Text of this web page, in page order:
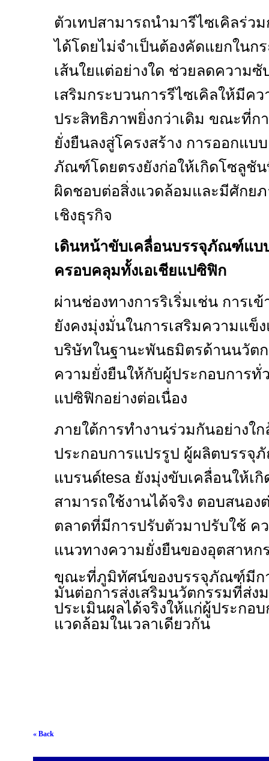
ตัวเทปสามารถนำมารีไซเคิลร่
ได้โดยไม่จำเป็นต้องคัดแยกในก
เส้นใยแต่อย่างใด ช่วยลดความ
เสริมกระบวนการรีไซเคิลให้มีค
ประสิทธิภาพยิ่งกว่าเดิม ขณะที่ก
ยั่งยืนลงสู่โครงสร้าง การออกแบ
ภัณฑ์โดยตรงยังก่อให้เกิดโซลูชั
ผิดชอบต่อสิ่งแวดล้อมและมีศักยภ
เชิงธุรกิจ
เดินหน้าขับเคลื่อนบรรจุภัณฑ์แบ
ครอบคลุมทั้งเอเชียแปซิฟิก
ผ่านช่องทางการริเริ่มเช่น การเ
ยังคงมุ่งมั่นในการเสริมความแข็
บริษัทในฐานะพันธมิตรด้านนวั
ความยั่งยืนให้กับผู้ประกอบการทั่
แปซิฟิกอย่างต่อเนื่อง
ภายใต้การทำงานร่วมกันอย่างใ
ประกอบการแปรรูป ผู้ผลิตบรรจุ
แบรนด์tesa ยังมุ่งขับเคลื่อนให้เ
สามารถใช้งานได้จริง ตอบสนอง
ตลาดที่มีการปรับตัวมาปรับใช้ ค
แนวทางความยั่งยืนของอุตสาหก
ขณะที่ภูมิทัศน์ของบรรจุภัณฑ์มี
มั่นต่อการส่งเสริมนวัตกรรมที่ส่
ประเมินผลได้จริงให้แก่ผู้ประกอ
แวดล้อมในเวลาเดียวกัน
« Back